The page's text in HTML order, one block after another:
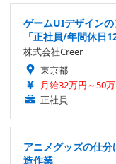
ゲームUIデザイン
「正社員/年間休日
株式会社Creer
東京都
月給32万円～50
正社員
アニメグッズの仕
造作業